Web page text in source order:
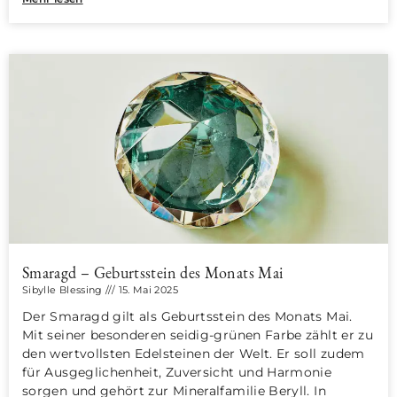
Smaragd – Geburtsstein des Monats Mai
Sibylle Blessing 15. Mai 2025
Der Smaragd gilt als Geburtsstein des Monats Mai.
Mit seiner besonderen seidig-grünen Farbe zählt er zu
den wertvollsten Edelsteinen der Welt. Er soll zudem
für Ausgeglichenheit, Zuversicht und Harmonie
sorgen und gehört zur Mineralfamilie Beryll. In